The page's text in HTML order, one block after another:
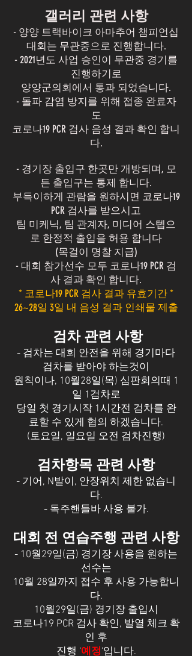
갤러리 관련 사항
- 양양 트랙바이크 아마추어 챔피언십
대회는 무관중으로 진행합니다.
- 2021년도 사업 승인이 무관중 경기를
진행하기로
양양군의회에서 통과 되었습니다.
- 돌파 감염 방지를 위해 접종 완료자
도
코로나19 PCR 검사 음성 결과 확인 합니
다.
- 경기장 출입구 한곳만 개방되며, 모
든 출입구는 통제 합니다.
부득이하게 관람을 원하시면 코로나19
PCR 검사를 받으시고
팀 미케닉, 팀 관계자, 미디어 스텝으
로 한정적 출입을 허용 합니다
(목걸이 명찰 지급)
- 대회 참가선수 모두 코로나19 PCR 검
사 결과 확인 합니다.
* 코로나19 PCR 검사 결과 유효기간 *
26~28일 3일 내 음성 결과 인쇄물 제출
검차 관련 사항
- 검차는 대회 안전을 위해 경기마다
검차를 받아야 하는것이
원칙이나, 10월28일(목) 심판회의때 1
일 1검차로
당일 첫 경기시작 1시간전 검차를 완
료할 수 있게 협의 하겠습니다.
(토요일, 일요일 오전 검차진행)
검차항목 관련 사항
- 기어, N발이, 안장위치 제한 없습니
다.
- 독주핸들바 사용 불가.
대회 전 연습주행 관련 사항
- 10월29일(금) 경기장 사용을 원하는
선수는
10월 28일까지 접수 후 사용 가능합니
다.
10월29일(금) 경기장 출입시
코로나19 PCR 검사 확인, 발열 체크 확
인 후
진행 '예정'입니다.